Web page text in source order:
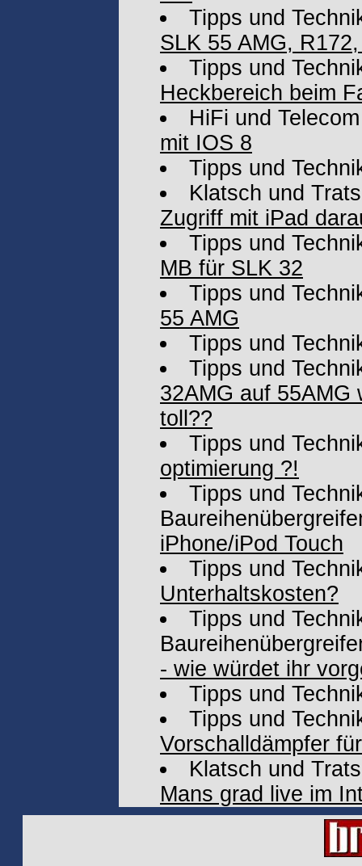
Tipps und
SLK 55 AMG,
Tipps und
Heckbereich beim
HiFi und Telecom
mit IOS 8
Tipps und
Klatsch und
Zugriff mit iPad
Tipps und
MB für SLK 32
Tipps und
55 AMG
Tipps und
Tipps und
32AMG auf
toll??
Tipps und
optimierung ?!
Tipps und
iPhone/iPod Touch
Tipps und
Unterhaltskosten?
Tipps und
- wie würdet ihr
Tipps und
Tipps und
Vorschalldämpfer
Klatsch und
Mans grad live im